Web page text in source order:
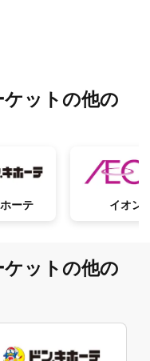
ットの他の
ーテ イオン
ットの他の